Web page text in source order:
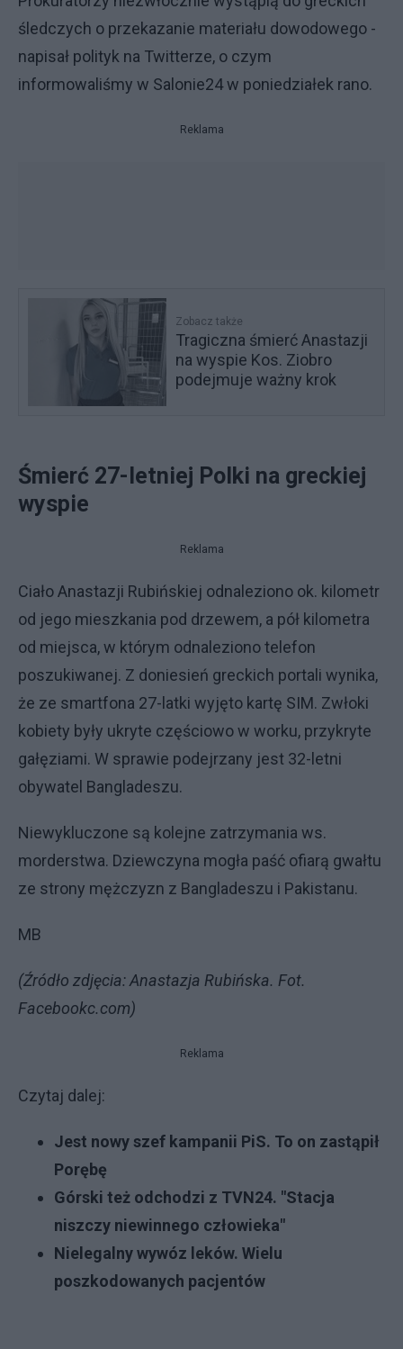
śledczych o przekazanie materiału dowodowego -
napisał polityk na Twitterze, o czym
informowaliśmy w Salonie24 w poniedziałek rano.
Reklama
Zobacz także
Tragiczna śmierć Anastazji
na wyspie Kos. Ziobro
podejmuje ważny krok
Śmierć 27-letniej Polki na greckiej
wyspie
Reklama
Ciało Anastazji Rubińskiej odnaleziono ok. kilometr
od jego mieszkania pod drzewem, a pół kilometra
od miejsca, w którym odnaleziono telefon
poszukiwanej. Z doniesień greckich portali wynika,
że ze smartfona 27-latki wyjęto kartę SIM. Zwłoki
kobiety były ukryte częściowo w worku, przykryte
gałęziami. W sprawie podejrzany jest 32-letni
obywatel Bangladeszu.
Niewykluczone są kolejne zatrzymania ws.
morderstwa. Dziewczyna mogła paść ofiarą gwałtu
ze strony mężczyzn z Bangladeszu i Pakistanu.
MB
(Źródło zdjęcia: Anastazja Rubińska. Fot.
Facebookc.com)
Reklama
Czytaj dalej:
Jest nowy szef kampanii PiS. To on zastąpił
Porębę
Górski też odchodzi z TVN24. "Stacja
niszczy niewinnego człowieka"
Nielegalny wywóz leków. Wielu
poszkodowanych pacjentów